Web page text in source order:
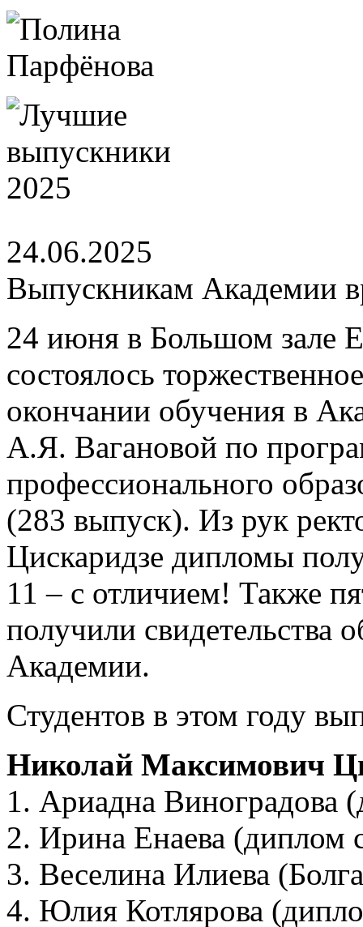
24.06.2025
Выпускникам Академии
24 июня в Большом зале
состоялось
окончании обучения в
А.Я. Вагановой по
профессионального
(283 выпуск). Из рук
Цискаридзе дипломы
11 – с отличием! Также
получили свидетельства
Академии.
Студентов в этом году
Николай Максимович
1. Ариадна Виноградова
2. Ирина Енаева (диплом
3. Веселина Илиева
4. Юлия Котлярова